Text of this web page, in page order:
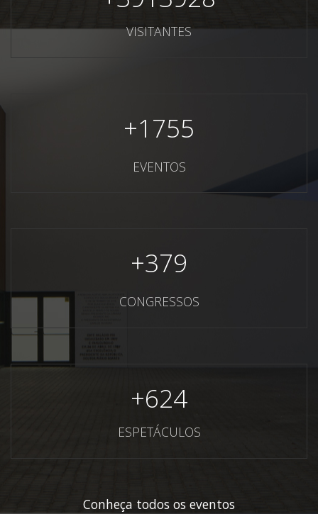
VISITANTES
+1755
EVENTOS
+379
CONGRESSOS
+624
ESPETÁCULOS
Conheça todos os eventos